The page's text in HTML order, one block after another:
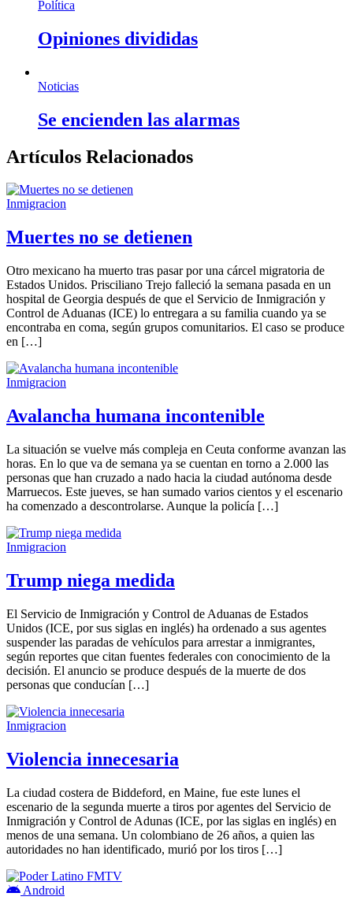
Política
Opiniones divididas
Noticias
Se encienden las alarmas
Artículos Relacionados
Inmigracion
Muertes no se detienen
Otro mexicano ha muerto tras pasar por una cárcel migratoria de
Estados Unidos. Prisciliano Trejo falleció la semana pasada en un
hospital de Georgia después de que el Servicio de Inmigración y
Control de Aduanas (ICE) lo entregara a su familia cuando ya se
encontraba en coma, según grupos comunitarios. El caso se produce
en […]
Inmigracion
Avalancha humana incontenible
La situación se vuelve más compleja en Ceuta conforme avanzan las
horas. En lo que va de semana ya se cuentan en torno a 2.000 las
personas que han cruzado a nado hacia la ciudad autónoma desde
Marruecos. Este jueves, se han sumado varios cientos y el escenario
ha comenzado a descontrolarse. Aunque la policía […]
Inmigracion
Trump niega medida
El Servicio de Inmigración y Control de Aduanas de Estados
Unidos (ICE, por sus siglas en inglés) ha ordenado a sus agentes
suspender las paradas de vehículos para arrestar a inmigrantes,
según reportes que citan fuentes federales con conocimiento de la
decisión. El anuncio se produce después de la muerte de dos
personas que conducían […]
Inmigracion
Violencia innecesaria
La ciudad costera de Biddeford, en Maine, fue este lunes el
escenario de la segunda muerte a tiros por agentes del Servicio de
Inmigración y Control de Adunas (ICE, por las siglas en inglés) en
menos de una semana. Un colombiano de 26 años, a quien las
autoridades no han identificado, murió por los tiros […]
Android